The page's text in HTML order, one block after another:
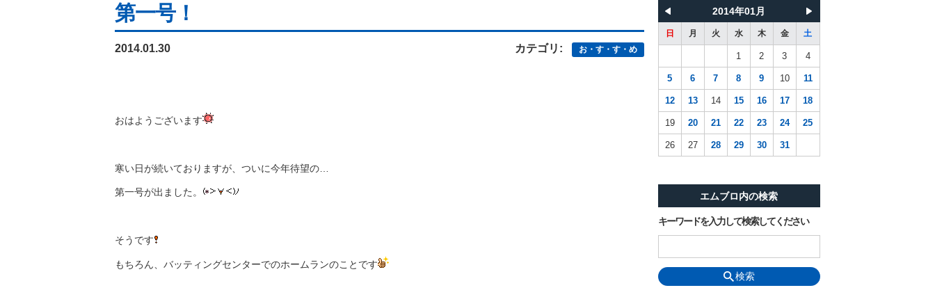
第一号！
2014.01.30 カテゴリ: お・す・す・め
おはようございます
寒い日が続いておりますが、ついに今年待望の…
第一号が出ました。
そうです
もちろん、バッティングセンターでのホームランのことです
2014年01月
日 月 火 水 木 金 土
1 2 3 4
5 6 7 8 9 10 11
12 13 14 15 16 17 18
19 20 21 22 23 24 25
26 27 28 29 30 31
エムブロ内の検索
キーワードを入力して検索してください
検索